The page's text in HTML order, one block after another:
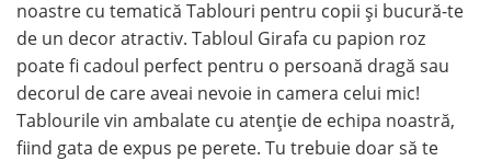
noastre cu tematică Tablouri pentru copii și bucură-te
de un decor atractiv. Tabloul Girafa cu papion roz
poate fi cadoul perfect pentru o persoană dragă sau
decorul de care aveai nevoie in camera celui mic!
Tablourile vin ambalate cu atenție de echipa noastră,
fiind gata de expus pe perete. Tu trebuie doar să te